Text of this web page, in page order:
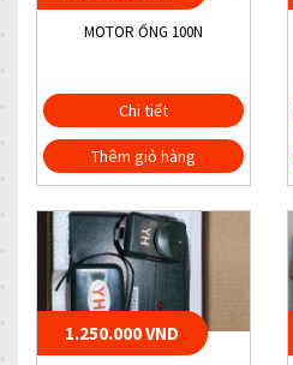
MOTOR ỐNG 100N
Chi tiết
Thêm giỏ hàng
1.250.000 VND